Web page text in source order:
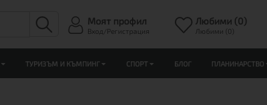
Моят профил
Вход/Регистрация
Любими (0)
Любими (0)
ТУРИЗЪМ И КЪМПИНГ СПОРТ БЛОГ ПЛАНИНАРСТВО